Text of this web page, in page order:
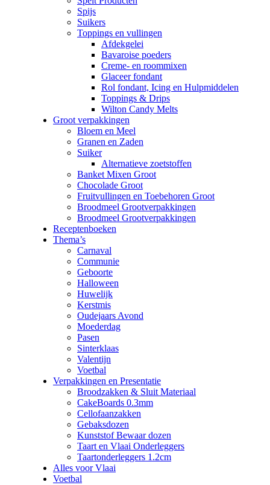
Spijs
Suikers
Toppings en vullingen
Afdekgelei
Bavaroise poeders
Creme- en roommixen
Glaceer fondant
Rol fondant, Icing en Hulpmiddelen
Toppings & Drips
Wilton Candy Melts
Groot verpakkingen
Bloem en Meel
Granen en Zaden
Suiker
Alternatieve zoetstoffen
Banket Mixen Groot
Chocolade Groot
Fruitvullingen en Toebehoren Groot
Broodmeel Grootverpakkingen
Broodmeel Grootverpakkingen
Receptenboeken
Thema’s
Carnaval
Communie
Geboorte
Halloween
Huwelijk
Kerstmis
Oudejaars Avond
Moederdag
Pasen
Sinterklaas
Valentijn
Voetbal
Verpakkingen en Presentatie
Broodzakken & Sluit Materiaal
CakeBoards 0.3mm
Cellofaanzakken
Gebaksdozen
Kunststof Bewaar dozen
Taart en Vlaai Onderleggers
Taartonderleggers 1.2cm
Alles voor Vlaai
Voetbal